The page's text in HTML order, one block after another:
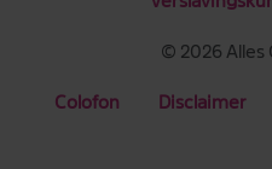
© 2026 Alles
Colofon Disclaimer